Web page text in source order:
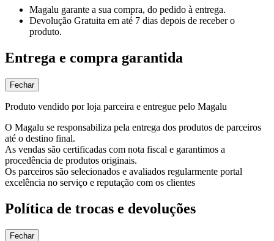
Magalu garante a sua compra, do pedido à entrega.
Devolução Gratuita em até 7 dias depois de receber o
produto.
Entrega e compra garantida
Fechar
Produto vendido por loja parceira e entregue pelo Magalu
O Magalu se responsabiliza pela entrega dos produtos de parceiros
até o destino final.
As vendas são certificadas com nota fiscal e garantimos a
procedência de produtos originais.
Os parceiros são selecionados e avaliados regularmente portal
excelência no serviço e reputação com os clientes
Política de trocas e devoluções
Fechar